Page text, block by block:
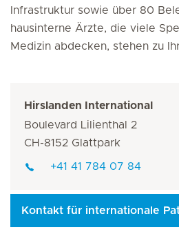
Infrastruktur sowie über 80
hausinterne Ärzte, die viele
Medizin abdecken, stehen zu
Hirslanden International
Boulevard Lilienthal 2
CH-8152 Glattpark
+41 41 784 07 84
Kontakt für internationale